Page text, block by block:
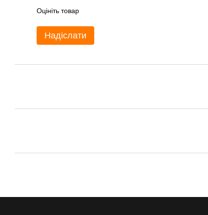
Оцініть товар
Надіслати